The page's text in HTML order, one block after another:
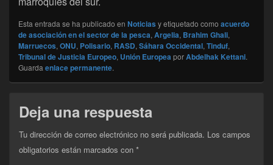
Esta entrada se ha publicado en Noticias y etiquetado como acuerdo
de asociación en el sector de la pesca, Argelia, Brahim Ghali,
Marruecos, ONU, Polisario, RASD, Sáhara Occidental, Tinduf,
Tribunal de Justicia Europeo, Unión Europea porAbdelhak Kettani.
Guarda enlace permanente.
Deja una respuesta
Tu dirección de correo electrónico no será publicada. Los campos
obligatorios están marcados con *